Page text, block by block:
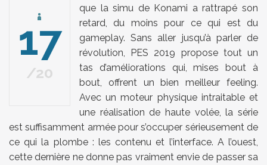
17
20
que la simu de Konami a rattrapé son
retard, du moins pour ce qui est du
gameplay. Sans aller jusqu’à parler de
révolution, PES 2019 propose tout un
tas d’améliorations qui, mises bout à
bout, offrent un bien meilleur feeling.
Avec un moteur physique intraitable et
une réalisation de haute volée, la série
est suffisamment armée pour s’occuper sérieusement de
ce qui la plombe : les contenu et l’interface. A l’ouest,
cette dernière ne donne pas vraiment envie de passer sa